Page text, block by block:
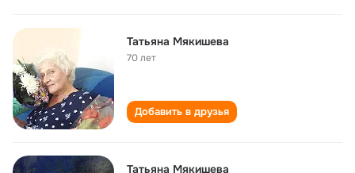
Татьяна Мякишева
70 лет
Добавить в друзья
Татьяна Мякишева